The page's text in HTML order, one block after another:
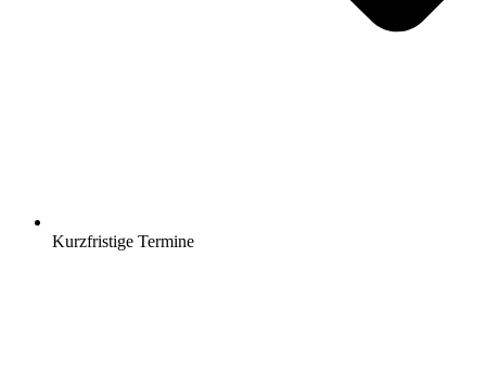
Kurzfristige Termine